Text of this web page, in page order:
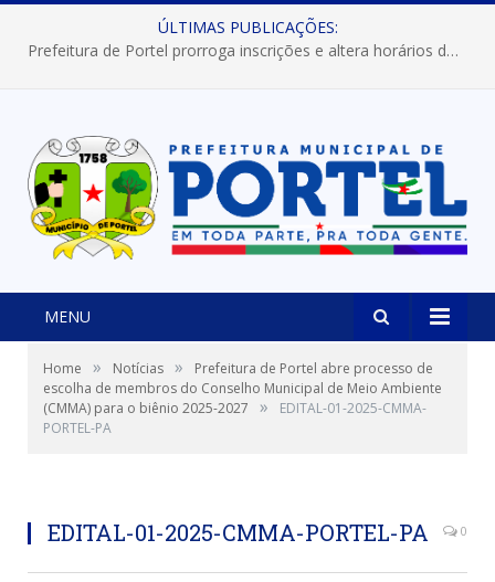
ÚLTIMAS PUBLICAÇÕES:
Prefeitura de Portel prorroga inscrições e altera horários dos concursos “Musa” e “Miss Mix Verão 2026”
MENU
Home » Notícias »
Prefeitura de Portel abre processo de
escolha de membros do Conselho Municipal de Meio Ambiente
(CMMA) para o biênio 2025-2027
»
EDITAL-01-2025-CMMA-
PORTEL-PA
EDITAL-01-2025-CMMA-PORTEL-PA 0